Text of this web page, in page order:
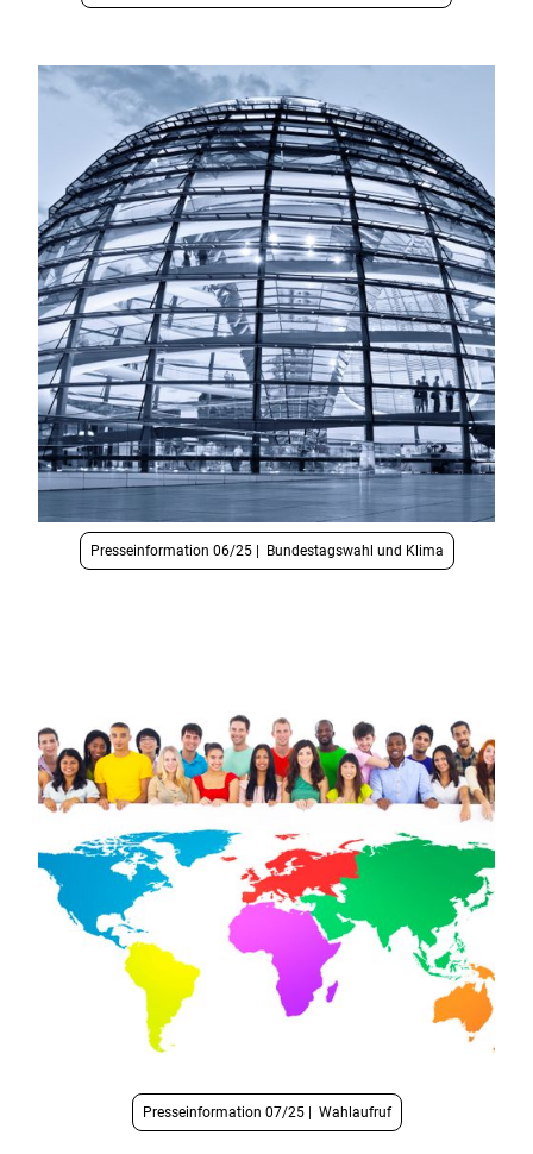
Presseinformation 06/25 | Bundestagswahl und Klima
Presseinformation 07/25 | Wahlaufruf